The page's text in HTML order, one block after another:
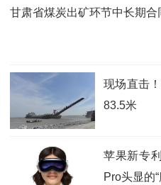
甘肃省煤炭出矿环节中长期
现场直击
83.5米
苹果新专
Pro头显的